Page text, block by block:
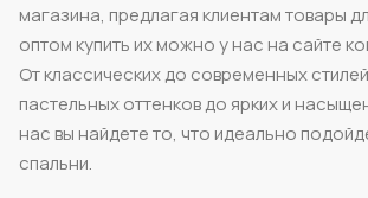
магазина, предлагая клиентам товары
оптом купить их можно у нас на сайте
От классических до современных
пастельных оттенков до ярких и
нас вы найдете то, что идеально
спальни.